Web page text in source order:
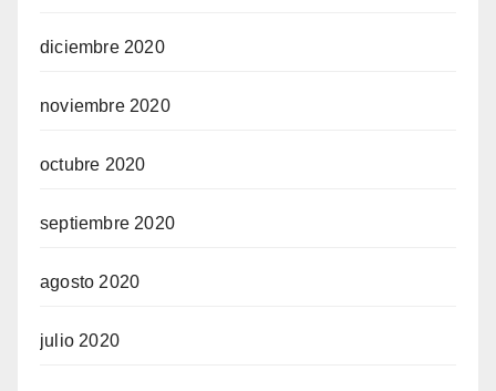
diciembre 2020
noviembre 2020
octubre 2020
septiembre 2020
agosto 2020
julio 2020